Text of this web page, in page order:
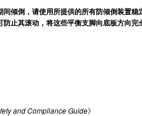
间倾倒，请使用所提供的所有防倾倒装置稳
止其滚动，将这些平衡支脚向底板方向完
and Compliance Guide》